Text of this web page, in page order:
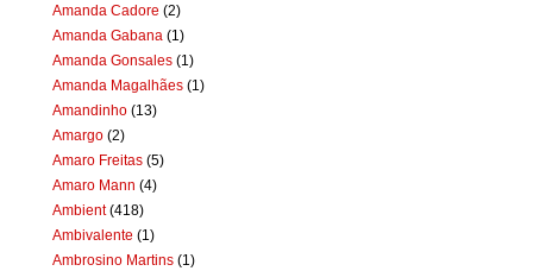
Amanda Cadore (2)
Amanda Gabana (1)
Amanda Gonsales (1)
Amanda Magalhães (1)
Amandinho (13)
Amargo (2)
Amaro Freitas (5)
Amaro Mann (4)
Ambient (418)
Ambivalente (1)
Ambrosino Martins (1)